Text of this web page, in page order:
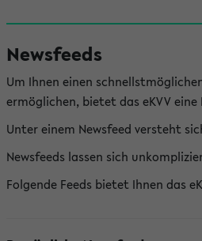
Newsfeeds
Um Ihnen einen
ermöglichen, bietet das eKVV eine
Unter einem Newsfeed versteht
Newsfeeds lassen sich
Folgende Feeds bietet Ihnen das